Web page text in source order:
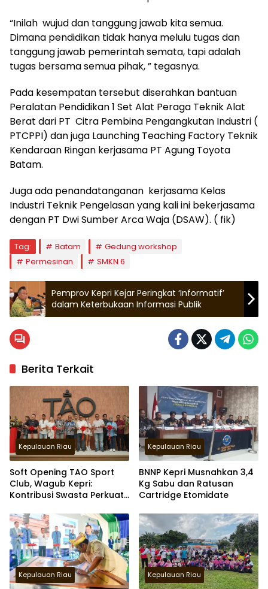
“Inilah wujud dan tanggung jawab kita semua.
Dimana pendidikan tidak hanya melulu tugas dan
tanggung jawab pemerintah semata, tapi adalah
tugas bersama semua pihak, ” tegasnya.
Pada kesempatan tersebut diserahkan bantuan
Peralatan Pendidikan 1 Set Alat Peraga Teknik Alat
Berat dari PT Citra Pembina Pengangkutan Industri (
PTCPPI) dan juga Launching Teaching Factory Teknik
Kendaraan Ringan kerjasama PT Agung Toyota
Batam.
Juga ada penandatanganan kerjasama Kelas
Industri Teknik Pengelasan yang kali ini bekerjasama
dengan PT Dwi Sumber Arca Waja (DSAW). ( fik)
Tag: Batam
Gedung workshop
Permesinan
SMKN 6
Pemprov Kepri Kejar Peringkat ‘Informatif’
dalam Keterbukaan Informasi Publik
Berita Terkait
Kepulauan Riau
Soft Opening TAO Sport
Club, Wagub Kepri:
Kontribusi Swasta Perkuat
Kepulauan Riau
BNNP Kepri Musnahkan 3,4
Kg Sabu dan Ratusan
Cartridge Etomidate
Kepulauan Riau Kepulauan Riau